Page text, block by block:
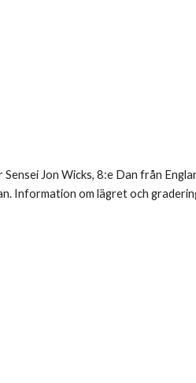
Jon Wicks, 8:e Dan från
Information om lägret och